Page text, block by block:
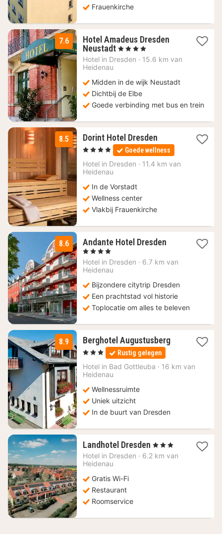
Frauenkirche
7.6
Hotel Amadeus Dresden
Neustadt 1
nacht
€
, 4 Sterren
Hotel in Dresden · 15.6 km van
Heidenau
Midden in de wijk Neustadt
Dichtbij de Elbe
Goede verbinding met bus en trein
8.5 Dorint Hotel Dresden1
nacht
vanaf
84,91
, 4 Sterren Goede wellness
Hotel in Dresden · 11.4 km van
Heidenau
In de Vorstadt
Wellness center
Vlakbij Frauenkirche
8.6 Andante Hotel Dresden1
vanaf
, 4 Sterren
Hotel in Dresden · 6.7 km van
Heidenau
Bijzondere citytrip Dresden
Een prachtstad vol historie
Toplocatie om alles te beleven
8.9 Berghotel Augustusberg3
86,67
, 3 Sterren Rustig gelegen
Hotel in Bad Gottleuba · 16 km van
Heidenau
Wellnessruimte
Uniek uitzicht
In de buurt van Dresden
Landhotel Dresden 1
nacht
, 3 Sterren
Hotel in Dresden · 6.2 km van
Heidenau
Gratis Wi-Fi
Restaurant
Roomservice